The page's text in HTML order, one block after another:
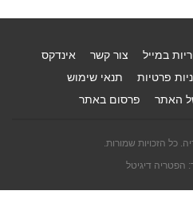
במייל צור קשר
אינדקס
פרטיות
תנאי שימוש
האתר
פרסום באתר
הפטריה דיגיטל